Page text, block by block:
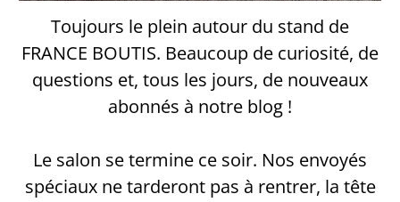
Toujours le plein autour du stand de
FRANCE BOUTIS. Beaucoup de curiosité, de
questions et, tous les jours, de nouveaux
abonnés à notre blog !
Le salon se termine ce soir. Nos envoyés
spéciaux ne tarderont pas à rentrer, la tête